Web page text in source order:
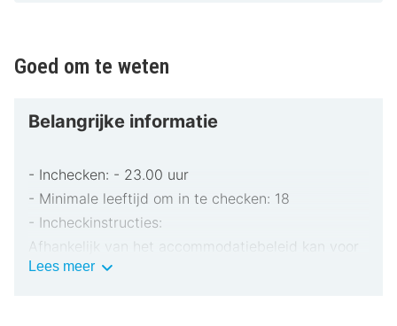
Goed om te weten
Belangrijke informatie
- Inchecken: - 23.00 uur
- Minimale leeftijd om in te checken: 18
- Incheckinstructies:
Afhankelijk van het accommodatiebeleid kan voor
extra personen een toeslag in rekening worden
Lees meerBelangrijke